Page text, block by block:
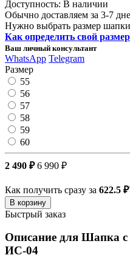
Доступность: В наличии
Обычно доставляем за 3-7
Нужно выбрать размер шапки
Как определить свой размер
Ваш личный консультант
WhatsApp Telegram
Размер
55
56
57
58
59
60
2 490 ₽ 6 990 ₽
Как получить сразу за 622.5 ₽
В корзину
Быстрый заказ
Описание для Шапка с
ИС-04